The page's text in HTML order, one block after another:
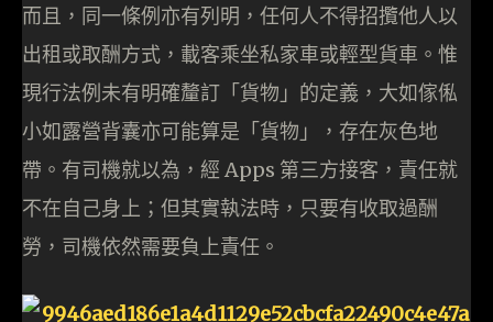
而且，同一條例亦有列明，任何人不得招攬他人以
出租或取酬方式，載客乘坐私家車或輕型貨車。惟
現行法例未有明確釐訂「貨物」的定義，大如傢俬
小如露營背囊亦可能算是「貨物」，存在灰色地
帶。有司機就以為，經 Apps 第三方接客，責任就
不在自己身上；但其實執法時，只要有收取過酬
勞，司機依然需要負上責任。